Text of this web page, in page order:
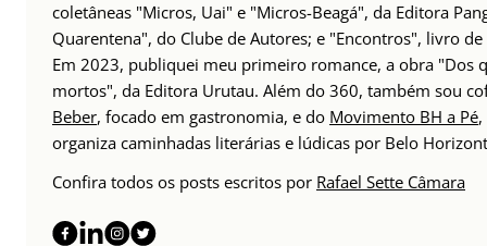
coletâneas "Micros, Uai" e "Micros-Beagá", da Editora
Quarentena", do Clube de Autores; e "Encontros", livro
Em 2023, publiquei meu primeiro romance, a obra "Dos
mortos", da Editora Urutau. Além do 360, também sou
Beber, focado em gastronomia, e do Movimento BH a Pé
organiza caminhadas literárias e lúdicas por Belo
Confira todos os posts escritos por Rafael Sette Câmara